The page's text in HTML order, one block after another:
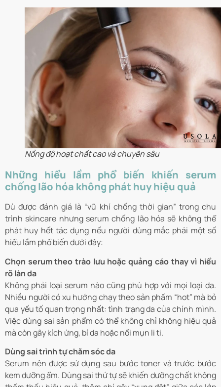
Nồng độ hoạt chất cao và chuyên sâu
Những hiểu lầm phổ biến khiến serum
chống lão hóa không phát huy hiệu quả
Dù được đánh giá là “vũ khí chống thời gian” trong chu
trình skincare nhưng serum chống lão hóa sẽ không thể
phát huy hết tác dụng nếu người dùng mắc phải một số
hiểu lầm phổ biến dưới đây:
Chọn serum theo trào lưu hoặc quảng cáo thay vì hiểu
rõ làn da
Không phải loại serum nào cũng phù hợp với mọi loại da.
Nhiều người có xu hướng chạy theo sản phẩm “hot” mà bỏ
qua yếu tố quan trọng nhất: tình trạng da của chính mình.
Việc dùng sai sản phẩm có thể không chỉ không hiệu quả
mà còn gây kích ứng, bí da hoặc nổi mụn li ti.
Dùng sai trình tự chăm sóc da
Serum nên được sử dụng sau bước toner và trước bước
kem dưỡng ẩm. Dùng sai thứ tự sẽ khiến dưỡng chất không